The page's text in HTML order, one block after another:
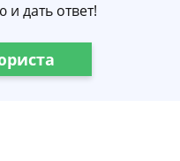
и дать ответ!